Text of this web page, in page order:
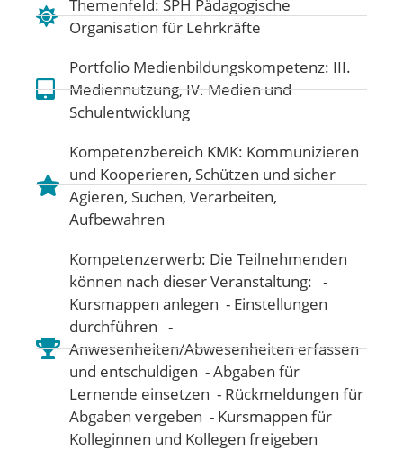
Themenfeld: SPH Pädagogische
Organisation für Lehrkräfte
Portfolio Medienbildungskompetenz: III.
Mediennutzung,IV. Medien und
Schulentwicklung
Kompetenzbereich KMK: Kommunizieren
und Kooperieren, Schützen und sicher
Agieren, Suchen, Verarbeiten,
Aufbewahren
Kompetenzerwerb: Die Teilnehmenden
können nach dieser Veranstaltung: -
Kursmappen anlegen - Einstellungen
durchführen -
Anwesenheiten/Abwesenheiten erfassen
und entschuldigen - Abgaben für
Lernende einsetzen - Rückmeldungen für
Abgaben vergeben - Kursmappen für
Kolleginnen und Kollegen freigeben